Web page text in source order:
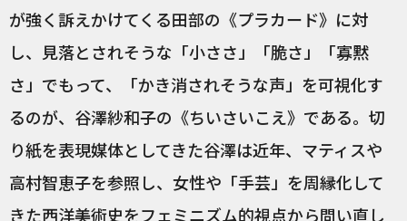
が強く訴えかけてくる田部の《プラカード》に対
し、見落とされそうな「小ささ」「脆さ」「寡黙
さ」でもって、「かき消されそうな声」を可視化す
るのが、谷澤紗和子の《ちいさいこえ》である。切
り紙を表現媒体としてきた谷澤は近年、マティスや
高村智恵子を参照し、女性や「手芸」を周縁化して
きた西洋美術史をフェミニズム的視点から問い直し